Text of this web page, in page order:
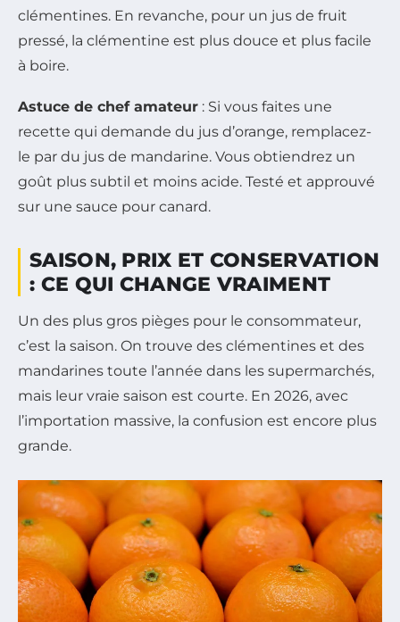
clémentines. En revanche, pour un jus de fruit
pressé, la clémentine est plus douce et plus facile
à boire.
Astuce de chef amateur : Si vous faites une
recette qui demande du jus d’orange, remplacez-
le par du jus de mandarine. Vous obtiendrez un
goût plus subtil et moins acide. Testé et approuvé
sur une sauce pour canard.
SAISON, PRIX ET CONSERVATION
: CE QUI CHANGE VRAIMENT
Un des plus gros pièges pour le consommateur,
c’est la saison. On trouve des clémentines et des
mandarines toute l’année dans les supermarchés,
mais leur vraie saison est courte. En 2026, avec
l’importation massive, la confusion est encore plus
grande.